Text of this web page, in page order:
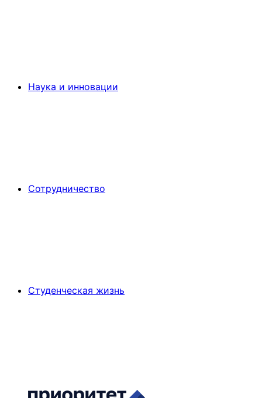
Наука и инновации
Сотрудничество
Студенческая жизнь